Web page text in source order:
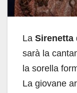
La Sirenetta
sarà la
la sorella
La giovane